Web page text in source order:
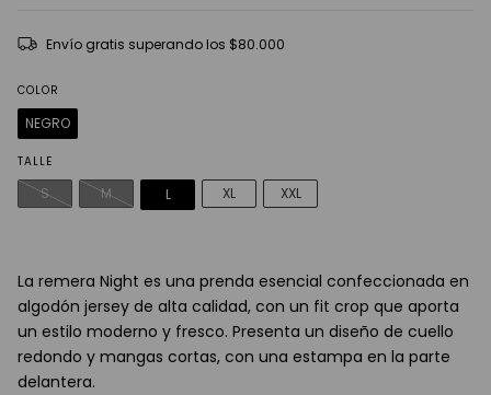
Envío gratis superando los $80.000
COLOR
NEGRO
TALLE
S M L XL XXL
La remera Night es una prenda esencial confeccionada en
algodón jersey de alta calidad, con un fit crop que aporta
un estilo moderno y fresco. Presenta un diseño de cuello
redondo y mangas cortas, con una estampa en la parte
delantera.